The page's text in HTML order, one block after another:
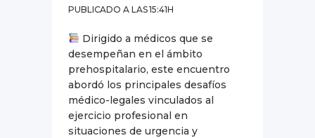
PUBLICADO A LAS 15:41H
Dirigido a médicos que se
desempeñan en el ámbito
prehospitalario, este encuentro
abordó los principales desafíos
médico-legales vinculados al
ejercicio profesional en
situaciones de urgencia y